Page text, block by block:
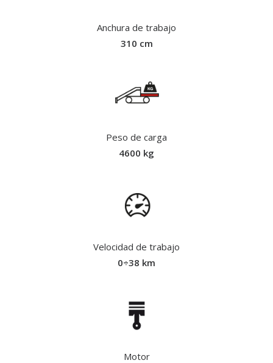
Anchura de trabajo
310 cm
Peso de carga
4600 kg
Velocidad de trabajo
0÷38 km
Motor